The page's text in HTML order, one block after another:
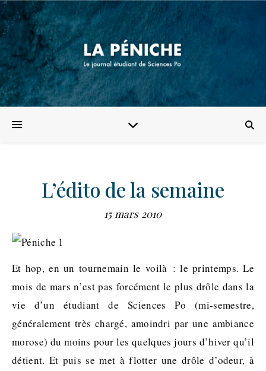
L’édito de la semaine
15 mars 2010
Et hop, en un tournemain le voilà : le printemps. Le
mois de mars n’est pas forcément le plus drôle dans la
vie d’un étudiant de Sciences Po (mi-semestre,
généralement très chargé, amoindri par une ambiance
morose) du moins pour les quelques jours d’hiver qu’il
détient. Et puis se met à flotter une drôle d’odeur, à